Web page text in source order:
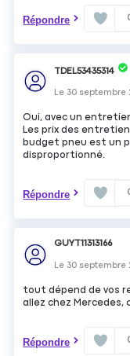
Répondre
TDEL53435314
Le 30 septembre
Oui, avec un
Les prix des
budget pneu est un
disproportionné.
Répondre
GUYT11313166
Le 30 septembre
tout dépend de vos
allez chez Mercedes,
Répondre